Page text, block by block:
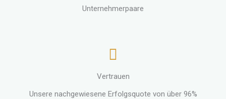
Unternehmerpaare
Vertrauen
Unsere nachgewiesene Erfolgsquote von über 96%